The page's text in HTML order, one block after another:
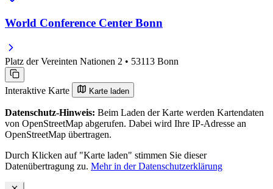
World Conference Center Bonn
Platz der Vereinten Nationen 2 • 53113 Bonn
Interaktive Karte Karte laden
Datenschutz-Hinweis: Beim Laden der Karte werden Kartendaten
von OpenStreetMap abgerufen. Dabei wird Ihre IP-Adresse an
OpenStreetMap übertragen.
Durch Klicken auf "Karte laden" stimmen Sie dieser
Datenübertragung zu. Mehr in der Datenschutzerklärung